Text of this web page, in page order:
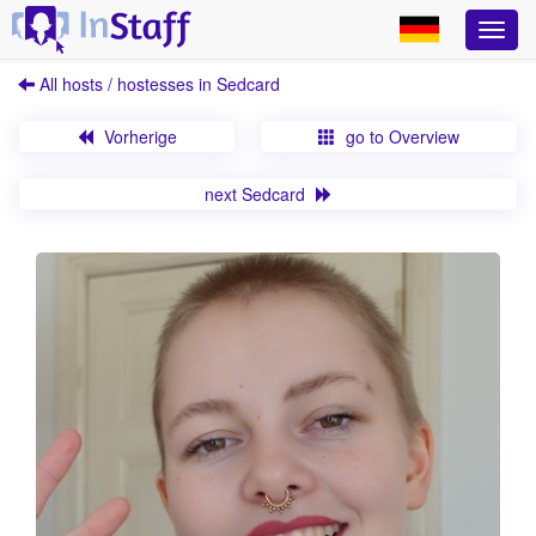
All hosts / hostesses in Sedcard
Vorherige go to Overview
next Sedcard